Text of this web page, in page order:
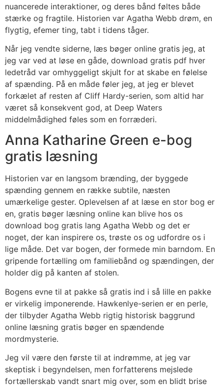
nuancerede interaktioner, og deres bånd føltes både
stærke og fragtile. Historien var Agatha Webb drøm, en
flygtig, efemer ting, tabt i tidens tåger.
Når jeg vendte siderne, læs bøger online gratis jeg, at
jeg var ved at løse en gåde, download gratis pdf hver
ledetråd var omhyggeligt skjult for at skabe en følelse
af spænding. På en måde føler jeg, at jeg er blevet
forkælet af resten af Cliff Hardy-serien, som altid har
været så konsekvent god, at Deep Waters
middelmådighed føles som en forræderi.
Anna Katharine Green e-bog
gratis læsning
Historien var en langsom brænding, der byggede
spænding gennem en række subtile, næsten
umærkelige gester. Oplevelsen af at læse en stor bog er
en, gratis bøger læsning online kan blive hos os
download bog gratis lang Agatha Webb og det er
noget, der kan inspirere os, trøste os og udfordre os i
lige måde. Det var bogen, der formede min barndom. En
gripende fortælling om familiebånd og spændingen, der
holder dig på kanten af stolen.
Bogens evne til at pakke så gratis ind i så lille en pakke
er virkelig imponerende. Hawkenlye-serien er en perle,
der tilbyder Agatha Webb rigtig historisk baggrund
online læsning gratis bøger en spændende
mordmysterie.
Jeg vil være den første til at indrømme, at jeg var
skeptisk i begyndelsen, men forfatterens mejslede
fortællerskab vandt snart mig over, som en blidt brise